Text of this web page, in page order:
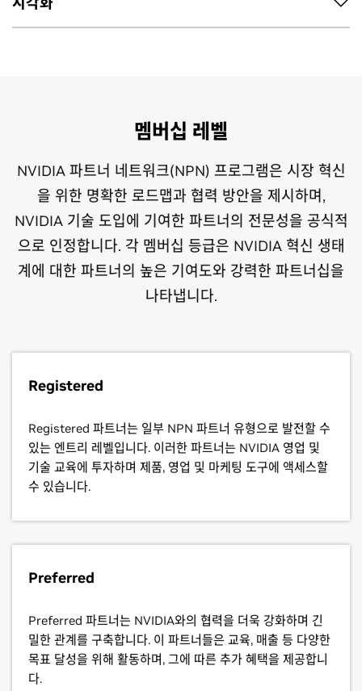
팅 및 전문 서비스를 제공하며, NVIDIA 레퍼런스 설계 표준
스토리지 파트너
NVIDIA와 함께 고성능 컴퓨팅(HPC) 및 AI 솔루션을 제공하
기 위해 스토리지 솔루션 설계와 공동 레퍼런스 아키텍처 개
전한 고성능 인프라를 구현합니다.
으로 합니다. NVIDIA AI Enterprise, NVIDIA Omniverse™,
NVIDIA 가상 GPU(vGPU), NVIDIA Run:ai 등 주요 소프트웨어를
파트너에게 NVIDIA 가속 컴퓨팅 포트폴리오 전반에 대한 인사이트
를 제공합니다. 가속 컴퓨팅과 AI 분야에서 이뤄낸 NVIDIA의 비약
RTX PRO™ 솔루션은 물리적 세계 시뮬레이션, 정교한 3D 디자인,
압도적인 속도의 시각 효과 제작 등 차세대 애플리케이션과 워크플
멤버십 레벨
NVIDIA 파트너 네트워크(NPN) 프로그램은 시장 혁신
을 위한 명확한 로드맵과 협력 방안을 제시하며,
NVIDIA 기술 도입에 기여한 파트너의 전문성을 공식적
으로 인정합니다. 각 멤버십 등급은 NVIDIA 혁신 생태
계에 대한 파트너의 높은 기여도와 강력한 파트너십을
나타냅니다.
Registered
Registered 파트너는 일부 NPN 파트너 유형으로 발전할 수
있는 엔트리 레벨입니다. 이러한 파트너는 NVIDIA 영업 및
기술 교육에 투자하며 제품, 영업 및 마케팅 도구에 액세스할
수 있습니다.
Preferred
Preferred 파트너는 NVIDIA와의 협력을 더욱 강화하며 긴
밀한 관계를 구축합니다. 이 파트너들은 교육, 매출 등 다양한
목표 달성을 위해 활동하며, 그에 따른 추가 혜택을 제공합니
다.